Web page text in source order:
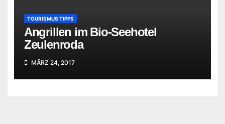
TOURISMUS TIPPS
Angrillen im Bio-Seehotel
Zeulenroda
MÄRZ 24, 2017